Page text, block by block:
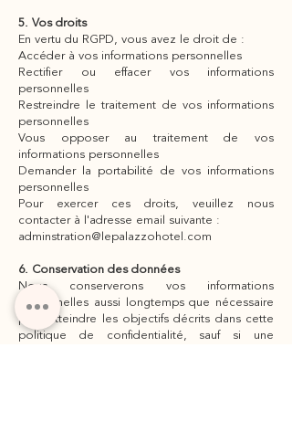
5. Vos droits
En vertu du RGPD, vous avez le droit de :
Accéder à vos informations personnelles
Rectifier ou effacer vos informations
personnelles
Restreindre le traitement de vos informations
personnelles
Vous opposer au traitement de vos
informations personnelles
Demander la portabilité de vos informations
personnelles
Pour exercer ces droits, veuillez nous
contacter à l'adresse email suivante :
adminstration@lepalazzohotel.com
6. Conservation des données
Nous conserverons vos informations
personnelles aussi longtemps que nécessaire
pour atteindre les objectifs décrits dans cette
politique de confidentialité, sauf si une